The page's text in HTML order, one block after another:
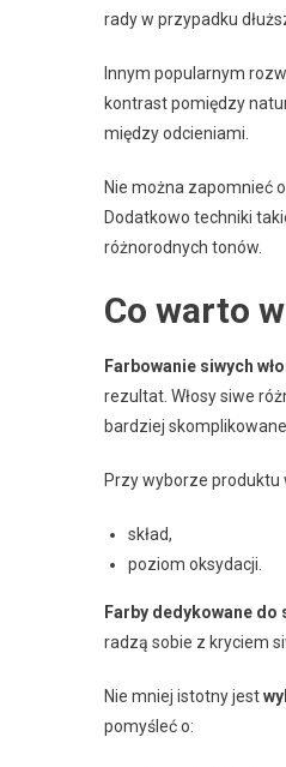
rady w przypadku
Innym popularnym
kontrast pomiędzy
między odcieniami.
Nie można zapomnieć o
Dodatkowo techniki
różnorodnych tonów.
Co warto
Farbowanie siwych
rezultat. Włosy siwe
bardziej skomplikowane.
Przy wyborze produktu
skład,
poziom oksydacji.
Farby dedykowane do
radzą sobie z kryciem
Nie mniej istotny jest
pomyśleć o: